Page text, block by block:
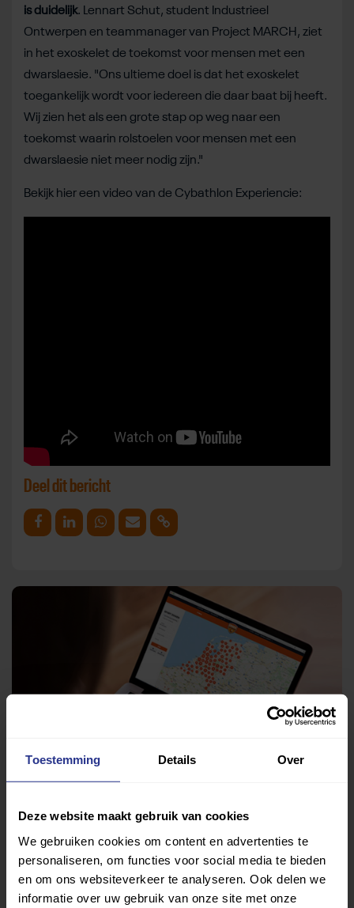
Toestemming Details Over
Deze website maakt gebruik van cookies
We gebruiken cookies om content en advertenties te
personaliseren, om functies voor social media te bieden
en om ons websiteverkeer te analyseren. Ook delen we
informatie over uw gebruik van onze site met onze
is duidelijk. Lennart Schut, student Industrieel
Ontwerpen en teammanager van Project MARCH, ziet
in het exoskelet de toekomst voor mensen met een
dwarslaesie. "Ons ultieme doel is dat het exoskelet
toegankelijk wordt voor iedereen die daar baat bij heeft.
Wij zien het als een grote stap op weg naar een
toekomst waarin rolstoelen voor mensen met een
dwarslaesie niet meer nodig zijn."
Bekijk hier een video van de Cybathlon Experiencie:
Deel dit bericht
Deel op Facebook
Deel op LinkedinDeel op Whatsapp
Mail link Kopieer link
Vind jouw sport
Van atletiek tot zwemmen: met onze Sportzoeker